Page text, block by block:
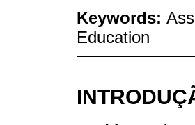
Keywords:
Education